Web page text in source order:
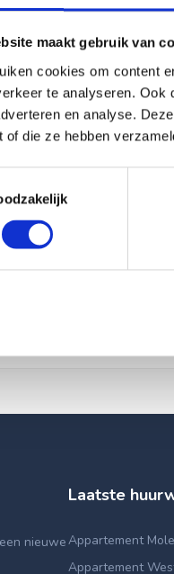
maakt gebruik van
cookies om content
te analyseren. Ook
en analyse.
of die ze hebben
nieuwe
Laatste
Appartement
Appartement